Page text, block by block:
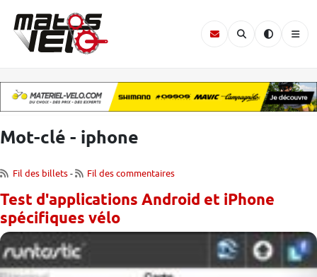
Mot-clé - iphone
Fil des billets- Fil des commentaires
Test d'applications Android et iPhone
spécifiques vélo